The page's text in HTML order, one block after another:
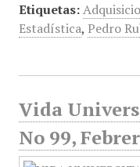
Etiquetas:
Estadística, Pedro
Vida
No 99,